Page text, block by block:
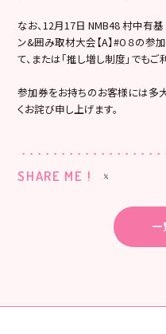
なお、12月17日 NMB48 村中有基
ン&囲み取材大会【A】#０８の参
て、または「推し増し制度」でもご
参加券をお持ちのお客様には多
くお詫び申し上げます。
SHARE ME !
一